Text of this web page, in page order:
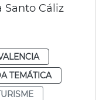
Cáliz
TEMÁTICA